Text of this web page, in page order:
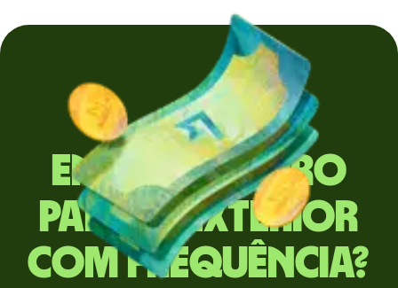
Envia dinheiro
para o exterior
com frequência?